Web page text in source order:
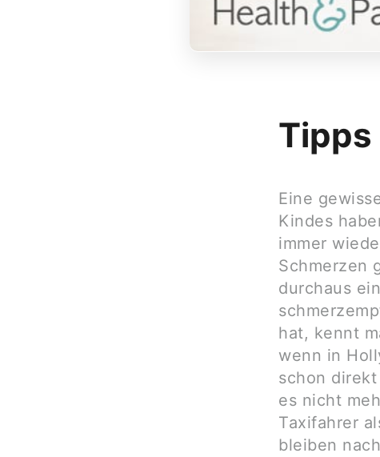
Tipps
Eine
Kindes
immer
Schmerzen
durchaus
hat, kennt
wenn in
schon
es nicht
Taxifahrer
bleiben